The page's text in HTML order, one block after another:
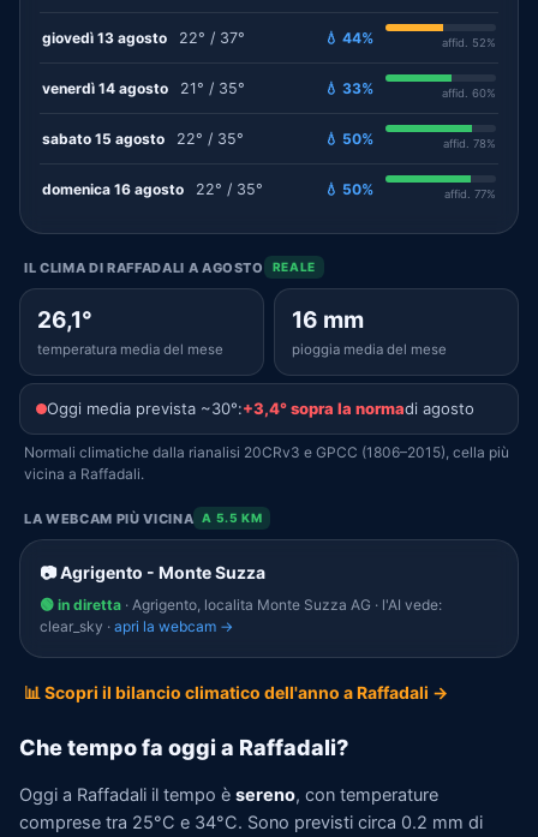
giovedì 13 agosto 22° / 37° 💧 44% affid. 52%
venerdì 14 agosto 21° / 35° 💧 33% affid. 60%
sabato 15 agosto 22° / 35° 💧 50% affid. 78%
domenica 16 agosto 22° / 35° 💧 50% affid. 77%
IL CLIMA DI RAFFADALI A AGOSTO REALE
26,1°
temperatura media del mese
16 mm
pioggia media del mese
Oggi media prevista ~30°:+3,4° sopra la normadi agosto
Normali climatiche dalla rianalisi 20CRv3 e GPCC (1806–2015), cella più
vicina a Raffadali.
LA WEBCAM PIÙ VICINA A 5.5 KM
📷 Agrigento - Monte Suzza
🟢 in diretta · Agrigento, localita Monte Suzza AG · l'AI vede:
clear_sky · apri la webcam →
📊 Scopri il bilancio climatico dell'anno a Raffadali →
Che tempo fa oggi a Raffadali?
Oggi a Raffadali il tempo è sereno, con temperature
comprese tra 25°C e 34°C. Sono previsti circa 0.2 mm di